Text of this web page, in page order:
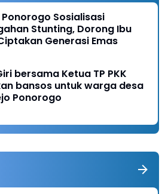
Ponorogo Sosialisasi
Stunting, Dorong Ibu
Generasi Emas
bersama Ketua TP PKK
bansos untuk warga desa
Ponorogo